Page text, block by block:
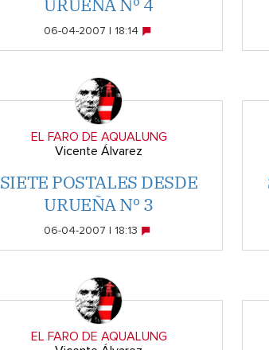
06-04-2007 | 18:14
EL FARO DE AQUALUNG
Vicente Álvarez
SIETE POSTALES DESDE
URUEÑA Nº 3
06-04-2007 | 18:13
EL FARO DE AQUALUNG